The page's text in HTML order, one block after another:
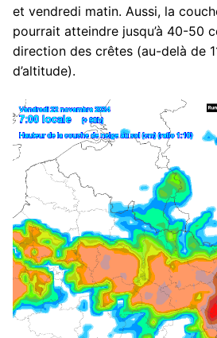
et vendredi matin. Aussi, la
pourrait atteindre jusqu’à 40-50
direction des crêtes (au-delà de
d’altitude).